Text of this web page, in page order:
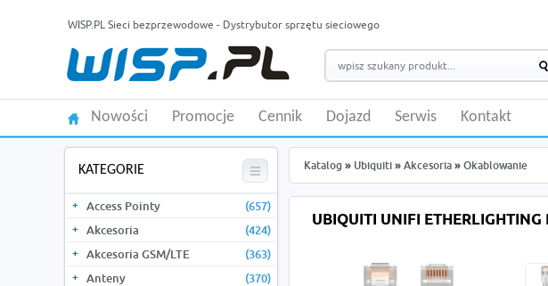
WISP.PL Sieci bezprzewodowe - Dystrybutor sprzętu sieciowego
Nowości Promocje Cennik Dojazd Serwis Kontakt
KATEGORIE
Access Pointy
(657)
Akcesoria
(424)
Akcesoria GSM/LTE
(363)
Anteny
(370)
Katalog » Ubiquiti » Akcesoria » Okablowanie
UBIQUITI UNIFI